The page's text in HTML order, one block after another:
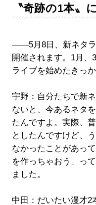
〝奇跡の1本〟
――5月8日、新ネタラ
開催されます。1月、
ライブを始めたきっ
宇野：自分たちで新
ないと、今あるネタ
たんですよ。実際、
としたんですけど、
なかったことがあっ
を作っちゃおう」っ
ました。
中田：だいたい漫才2